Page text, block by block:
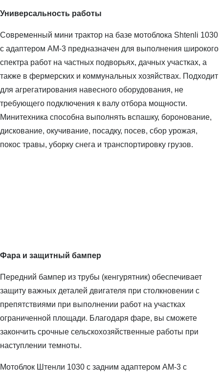
Универсальность работы
Современный мини трактор на базе мотоблока Shtenli 1030
с адаптером АМ-3 предназначен для выполнения широкого
спектра работ на частных подворьях, дачных участках, а
также в фермерских и коммунальных хозяйствах. Подходит
для агрегатирования навесного оборудования, не
требующего подключения к валу отбора мощности.
Минитехника способна выполнять вспашку, боронование,
дискование, окучивание, посадку, посев, сбор урожая,
покос травы, уборку снега и транспортировку грузов.
Фара и защитный бампер
Передний бампер из трубы (кенгурятник) обеспечивает
защиту важных деталей двигателя при столкновении с
препятствиями при выполнении работ на участках
ограниченной площади. Благодаря фаре, вы сможете
закончить срочные сельскохозяйственные работы при
наступлении темноты.
Мотоблок Штенли 1030 с задним адаптером АМ-3 с